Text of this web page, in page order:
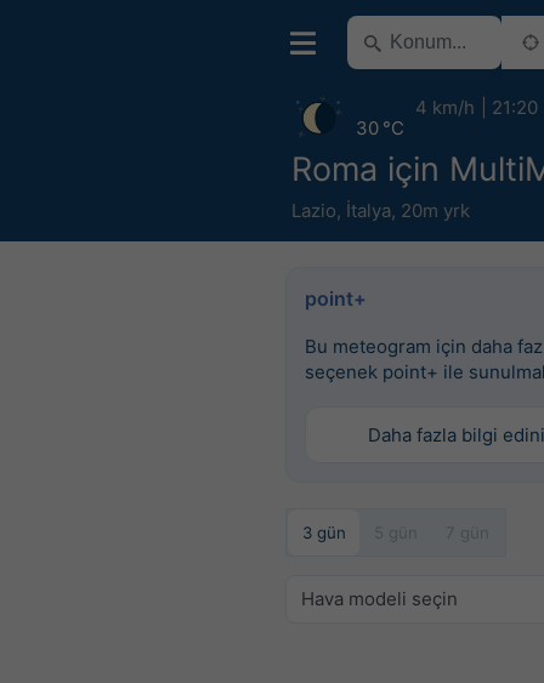
Roma için
Lazio, İtalya, 20m yrk
30 °C
4 km/h 21:20
point+
Bu meteogram için daha
seçenek point+ ile
Daha fazla bilgi
3 gün 5 gün 7 gün
Hava modeli seçin